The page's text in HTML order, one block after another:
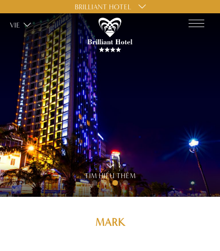
TÌM HIỂU THÊM
VIE
BRILLIANT HOTEL
MARK